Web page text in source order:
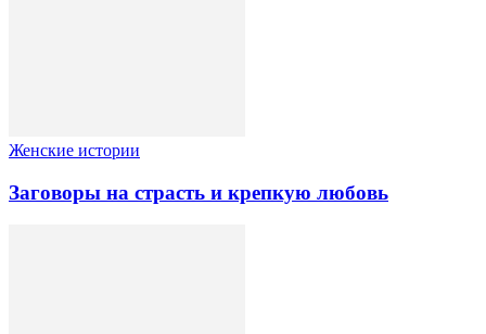
Женские истории
Заговоры на страсть и крепкую любовь